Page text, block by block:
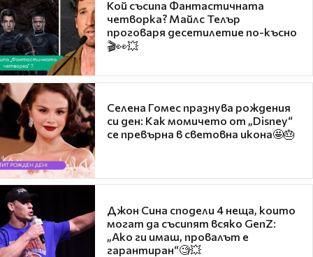
Кой съсипа Фантастичната
четворка? Майлс Телър
проговаря десетилетие по-късно
🎬👀💥
Селена Гомес празнува рождения
си ден: Как момичето от „Disney“
се превърна в световна икона🤩🎂
Джон Сина сподели 4 неща, които
могат да съсипят всяко GenZ:
„Ако ги имаш, провалът е
гарантиран“🧐💥